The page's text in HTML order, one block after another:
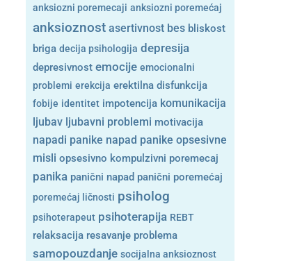
anksiozni poremecaji anksiozni poremećaj
anksioznost asertivnost bes bliskost
briga decija psihologija depresija
depresivnost emocije emocionalni
problemi erekcija erektilna disfunkcija
fobije identitet impotencija komunikacija
ljubav ljubavni problemi motivacija
napadi panike napad panike opsesivne
misli opsesivno kompulzivni poremecaj
panika panični napad panični poremećaj
poremećaj ličnosti psiholog
psihoterapeut psihoterapija REBT
relaksacija resavanje problema
samopouzdanje socijalna anksioznost